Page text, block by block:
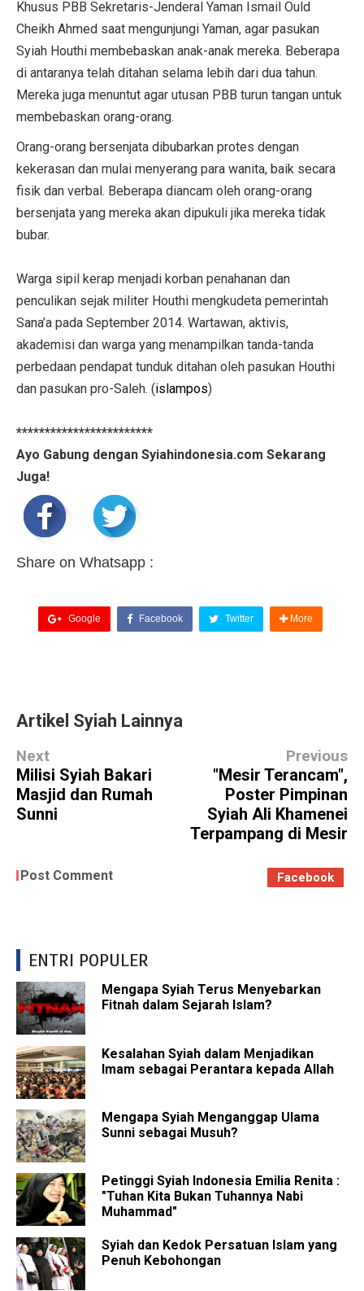
Khusus PBB Sekretaris-Jenderal Yaman Ismail Ould
Cheikh Ahmed saat mengunjungi Yaman, agar pasukan
Syiah Houthi membebaskan anak-anak mereka. Beberapa
di antaranya telah ditahan selama lebih dari dua tahun.
Mereka juga menuntut agar utusan PBB turun tangan untuk
membebaskan orang-orang.
Orang-orang bersenjata dibubarkan protes dengan
kekerasan dan mulai menyerang para wanita, baik secara
fisik dan verbal. Beberapa diancam oleh orang-orang
bersenjata yang mereka akan dipukuli jika mereka tidak
bubar.
Warga sipil kerap menjadi korban penahanan dan
penculikan sejak militer Houthi mengkudeta pemerintah
Sana’a pada September 2014. Wartawan, aktivis,
akademisi dan warga yang menampilkan tanda-tanda
perbedaan pendapat tunduk ditahan oleh pasukan Houthi
dan pasukan pro-Saleh. (islampos)
************************
Ayo Gabung dengan Syiahindonesia.com Sekarang
Juga!
Share on Whatsapp :
Google Facebook Twitter More
Artikel Syiah Lainnya
Next
Milisi Syiah Bakari
Masjid dan Rumah
Sunni
Previous
"Mesir Terancam",
Poster Pimpinan
Syiah Ali Khamenei
Terpampang di Mesir
Post Comment Facebook
ENTRI POPULER
Mengapa Syiah Terus Menyebarkan
Fitnah dalam Sejarah Islam?
Kesalahan Syiah dalam Menjadikan
Imam sebagai Perantara kepada Allah
Mengapa Syiah Menganggap Ulama
Sunni sebagai Musuh?
Petinggi Syiah Indonesia Emilia Renita :
"Tuhan Kita Bukan Tuhannya Nabi
Muhammad"
Syiah dan Kedok Persatuan Islam yang
Penuh Kebohongan